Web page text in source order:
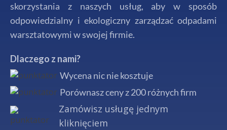
skorzystania z naszych usług, aby w sposób
odpowiedzialny i ekologiczny zarządzać odpadami
warsztatowymi w swojej firmie.
Dlaczego z nami?
Wycena nic nie kosztuje
Porównasz ceny z 200 różnych firm
Zamówisz usługę jednym
kliknięciem